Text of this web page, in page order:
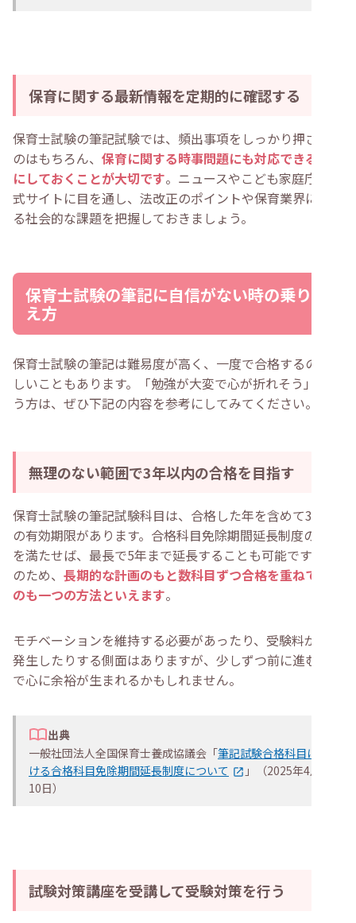
保育に関する最新情報を定期的に確認する
保育士試験の筆記試験では、頻出事項をしっかり押さえる
のはもちろん、 保育に関する時事問題にも対応できるよう
にしておくことが大切です。ニュースやこども家庭庁の公
式サイトに目を通し、法改正のポイントや保育業界に関す
る社会的な課題を把握しておきましょう。
保育士試験の筆記に自信がない時の乗り越
え方
保育士試験の筆記は難易度が高く、一度で合格するのが難
しいこともあります。「勉強が大変で心が折れそう」とい
う方は、ぜひ下記の内容を参考にしてみてください。
無理のない範囲で3年以内の合格を目指す
保育士試験の筆記試験科目は、合格した年を含めて3年間
の有効期限があります。合格科目免除期間延長制度の条件
を満たせば、最長で5年まで延長することも可能です。そ
のため、 長期的な計画のもと数科目ずつ合格を重ねていく
のも一つの方法といえます。
モチベーションを維持する必要があったり、受験料が再度
発生したりする側面はありますが、少しずつ前に進むこと
で心に余裕が生まれるかもしれません。
出典
一般社団法人全国保育士養成協議会「筆記試験合格科目にお
ける合格科目免除期間延長制度について
」（2025年4月
10日）
試験対策講座を受講して受験対策を行う